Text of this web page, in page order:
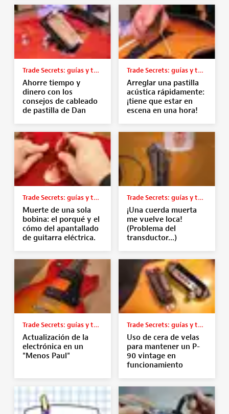
Trade Secrets: guías y tutoriales
Ahorre tiempo y
dinero con los
consejos de cableado
de pastilla de Dan
Trade Secrets: guías y tutoriales
Arreglar una pastilla
acústica rápidamente:
¡tiene que estar en
escena en una hora!
Trade Secrets: guías y tutoriales
Muerte de una sola
bobina: el porqué y el
cómo del apantallado
de guitarra eléctrica.
Trade Secrets: guías y tutoriales
¡Una cuerda muerta
me vuelve loca!
(Problema del
transductor...)
Trade Secrets: guías y tutoriales
Actualización de la
electrónica en un
"Menos Paul"
Trade Secrets: guías y tutoriales
Uso de cera de velas
para mantener un P-
90 vintage en
funcionamiento